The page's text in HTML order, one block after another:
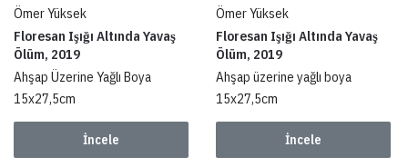
Ömer Yüksek
Floresan Işığı Altında Yavaş
Ölüm, 2019
Ahşap Üzerine Yağlı Boya
15x27,5cm
İncele
Ömer Yüksek
Floresan Işığı Altında Yavaş
Ölüm, 2019
Ahşap üzerine yağlı boya
15x27,5cm
İncele